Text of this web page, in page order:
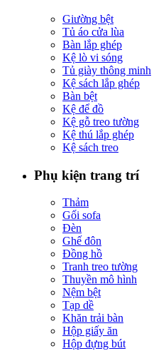
Giường bệt
Tủ áo cửa lùa
Bàn lắp ghép
Kệ lò vi sóng
Tủ giày thông minh
Kệ sách lắp ghép
Bàn bệt
Kệ để đồ
Kệ gỗ treo tường
Kệ thú lắp ghép
Kệ sách treo
Phụ kiện trang trí
Thảm
Gối sofa
Đèn
Ghế đôn
Đồng hồ
Tranh treo tường
Thuyền mô hình
Nệm bệt
Tạp dề
Khăn trải bàn
Hộp giấy ăn
Hộp đựng bút